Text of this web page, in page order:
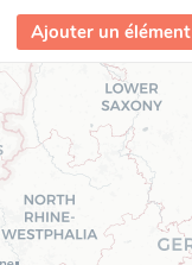
Ajouter un élément